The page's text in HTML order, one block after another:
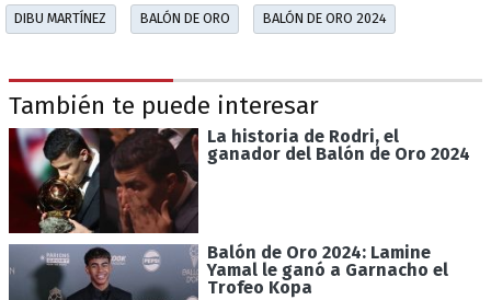
DIBU MARTÍNEZ BALÓN DE ORO BALÓN DE ORO 2024
También te puede interesar
La historia de Rodri, el
ganador del Balón de Oro 2024
Balón de Oro 2024: Lamine
Yamal le ganó a Garnacho el
Trofeo Kopa